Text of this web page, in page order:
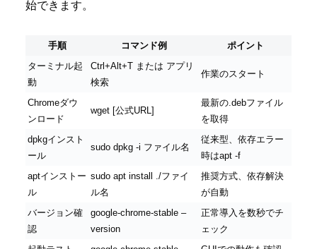
始できます。
手順 コマンド例
ポイント
ターミナル起
動
Ctrl+Alt+T または アプリ
検索
作業のスタート
Chromeダウ
ンロード
wget [公式URL]
最新の.debファイル
を取得
dpkgインスト
ール
sudo dpkg -i ファイル名
従来型、依存エラー
時はapt -f
aptインストー
ル
sudo apt install ./ファイ
ル名
推奨方式、依存解決
が自動
バージョン確
認
google-chrome-stable –
version
正常導入を数秒でチ
ェック